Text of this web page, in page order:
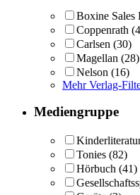
Boxine
Coppenrath
Carlsen (30)
Magellan (28)
Nelson (16)
Mehr Verlag-
Mediengruppe
Tonies (82)
Hörbuch (41)